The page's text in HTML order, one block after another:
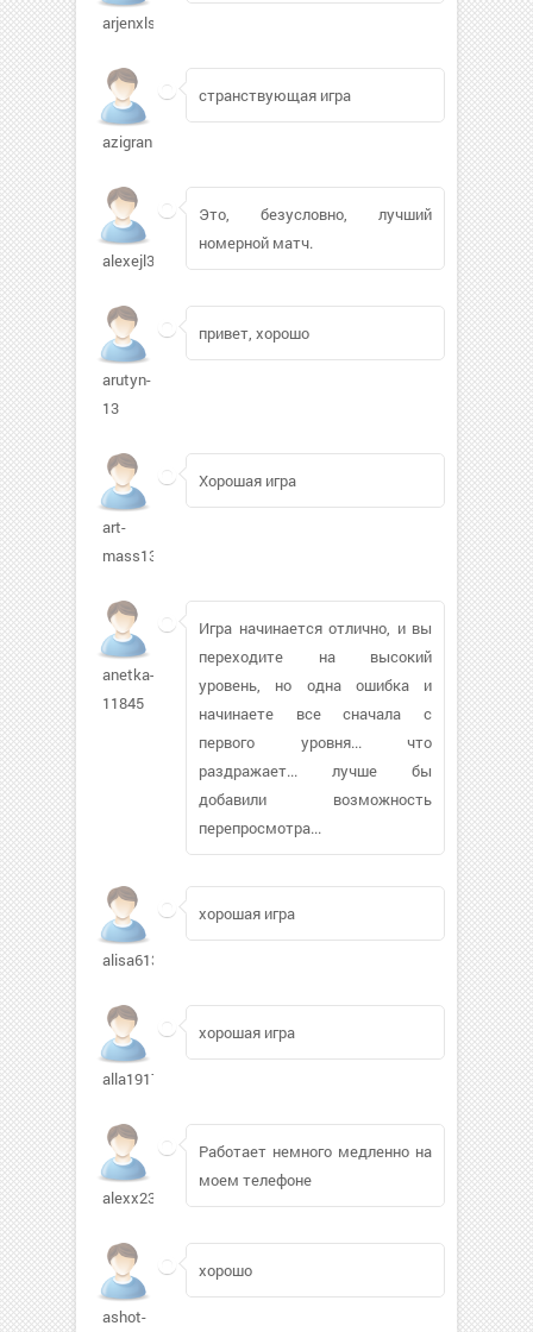
arjenxlsb
azigran541
странствующая игра
alexejl392
Это, безусловно, лучший
номерной матч.
arutyn-
13
привет, хорошо
art-
mass13
Хорошая игра
anetka-
11845
Игра начинается отлично, и вы
переходите на высокий
уровень, но одна ошибка и
начинаете все сначала с
первого уровня... что
раздражает... лучше бы
добавили возможность
перепросмотра...
alisa61347
хорошая игра
alla1917236
хорошая игра
alexx232
Работает немного медленно на
моем телефоне
ashot-
хорошо